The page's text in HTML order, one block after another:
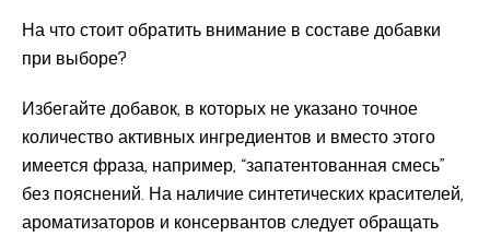
На что стоит обратить внимание в составе добавки
при выборе?
Избегайте добавок, в которых не указано точное
количество активных ингредиентов и вместо этого
имеется фраза, например, “запатентованная смесь”
без пояснений. На наличие синтетических красителей,
ароматизаторов и консервантов следует обращать